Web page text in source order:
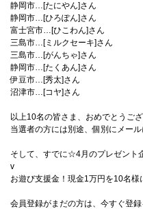
静岡市…[たにやん]さん
静岡市…[ひろぽん]さん
富士宮市…[ひこわん]さん
三島市…[ミルクセーキ]さん
三島市…[がんちゃ]さん
静岡市…[たくあん]さん
伊豆市…[秀太]さん
沼津市…[コヤ]さん
以上10名の皆さま、おめでとうご
当選者の方には別途、個別にメール
そして、すでに☆4月のプレゼント
v
お遊び支援金！現金1万円を10名様
会員登録がまだの方は、今すぐ登録